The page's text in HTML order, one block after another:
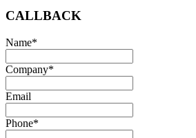
CALLBACK
Name*
Company*
Email
Phone*